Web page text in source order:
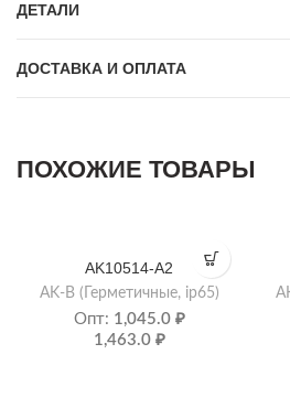
ДЕТАЛИ
ДОСТАВКА И ОПЛАТА
ПОХОЖИЕ ТОВАРЫ
AK10514-A2
AK-B (Герметичные, ip65)
1,463.0 ₽
Опт: 1,045.0 ₽